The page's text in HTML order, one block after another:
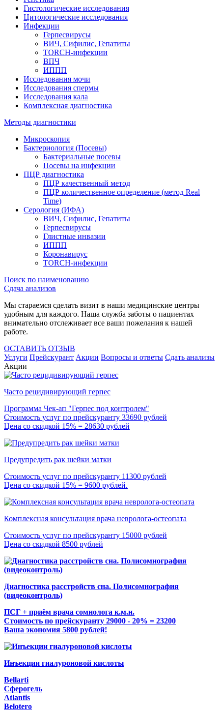
Гистологические исследования
Цитологические исследования
Инфекции
Герпесвирусы
ВИЧ, Сифилис, Гепатиты
TORCH-инфекции
ВПЧ
ИППП
Исследования мочи
Исследования спермы
Исследования кала
Комплексная диагностика
Методы диагностики
Микроскопия
Бактериология (Посевы)
Бактериальные посевы
Посевы на инфекции
ПЦР диагностика
ПЦР качественный метод
ПЦР количественное определение (метод Real
Time)
Серология (ИФА)
ВИЧ, Сифилис, Гепатиты
Герпесвирусы
Глистные инвазии
ИППП
Коронавирус
TORCH-инфекции
Поиск по наименованию
Сдача анализов
Мы стараемся сделать визит в наши медицинские центры
удобным для каждого. Наша служба заботы о пациентах
внимательно отслеживает все ваши пожелания к нашей
работе.
ОСТАВИТЬ ОТЗЫВ
Услуги Прейскурант Акции Вопросы и ответы Сдать анализы
Акции
Часто рецидивирующий герпес
Программа Чек-ап "Герпес под контролем"
Стоимость услуг по прейскуранту 33690 рублей
Цена со скидкой 15% = 28630 рублей
Предупредить рак шейки матки
Стоимость услуг по прейскуранту 11300 рублей
Цена со скидкой 15% = 9600 рублей.
Комплексная консультация врача невролога-остеопата
Стоимость услуг по прейскуранту 15000 рублей
Цена со скидкой 8500 рублей
Диагностика расстройств сна. Полисомнография
(видеоконтроль)
ПСГ + приём врача сомнолога к.м.н.
Стоимость по прейскуранту 29000 - 20% = 23200
Ваша экономия 5800 рублей!
Инъекции гиалуроновой кислоты
Bellarti
Сферогель
Atlantis
Belotero